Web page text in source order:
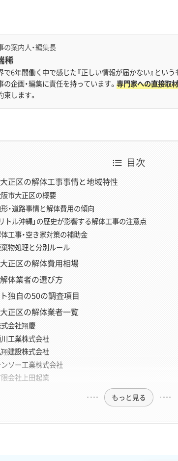
の案内人・編集長
稀
で6年間働く中で感じた『正しい情報が届かない』とい
の企画・編集に責任を持っています。 専門家への直接取材
します。
目次
正区の解体工事事情と地域特性
市大正区の概要
・道路事情と解体費用の傾向
トル沖縄」の歴史が影響する解体工事の注意点
工事・空き家対策の補助金
物処理と分別ルール
正区の解体費用相場
体業者の選び方
独自の50の調査項目
正区の解体業者一覧
会社翔慶
工業株式会社
建設株式会社
ソー工業株式会社
会社上田起業
もっと見る